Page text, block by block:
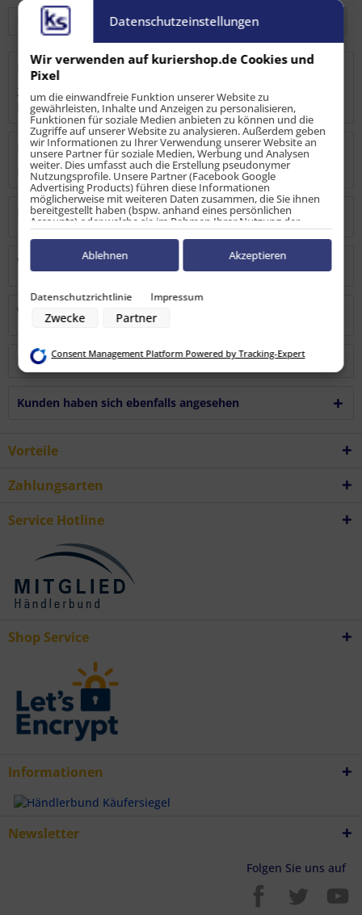
Beschreibung
Zurrpunkt / Zurröse in solider Ausführung, Stahl verzinkt,
blau passiviert....mehr
Bewertungen
2
Bewertungen lesen, schreiben und diskutieren...mehr
Hersteller
Verantwortliche Person
Warn-/Sicherheitshinweise
Kunden kauften auch
Kunden haben sich ebenfalls angesehen
Vorteile
Zahlungsarten
Service Hotline
Shop Service
Informationen
Newsletter
Folgen Sie uns auf
Datenschutzeinstellungen
Wir verwenden auf kuriershop.de Cookies und
Pixel
um die einwandfreie Funktion unserer Website zu
gewährleisten, Inhalte und Anzeigen zu personalisieren,
Funktionen für soziale Medien anbieten zu können und die
Zugriffe auf unserer Website zu analysieren. Außerdem geben
wir Informationen zu Ihrer Verwendung unserer Website an
unsere Partner für soziale Medien, Werbung und Analysen
weiter. Dies umfasst auch die Erstellung pseudonymer
Nutzungsprofile. Unsere Partner (Facebook Google
Advertising Products) führen diese Informationen
möglicherweise mit weiteren Daten zusammen, die Sie ihnen
bereitgestellt haben (bspw. anhand eines persönlichen
Accounts) oder welche sie im Rahmen Ihrer Nutzung der
Dienste gesammelt haben (bspw. Nutzungsdaten anderer
Geräte). Ihre Einwilligung zur Nutzung von Cookies und Pixeln
können Sie jederzeit widerrufen, indem Sie auf den
Datenschutz-Button links unten klicken und dort die
Zwecke der Datenverarbeitung durch unsere Partner:
Speichern von oder Zugriff auf Informationen auf einem Endgerät
Verwendung von Profilen zur Auswahl personalisierter Werbung
Messung der Performance von Inhalten
Verwendung reduzierter Daten zur Auswahl von Inhalten
Verwendung genauer Standortdaten
Endgeräteeigenschaften zur Identifikation aktiv abfragen
Datenschutzrichtlinie Impressum
Zwecke Partner
Ablehnen Akzeptieren
Consent Management Platform Powered by Tracking-Expert